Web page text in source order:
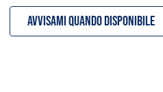
Avvisami quando disponibile